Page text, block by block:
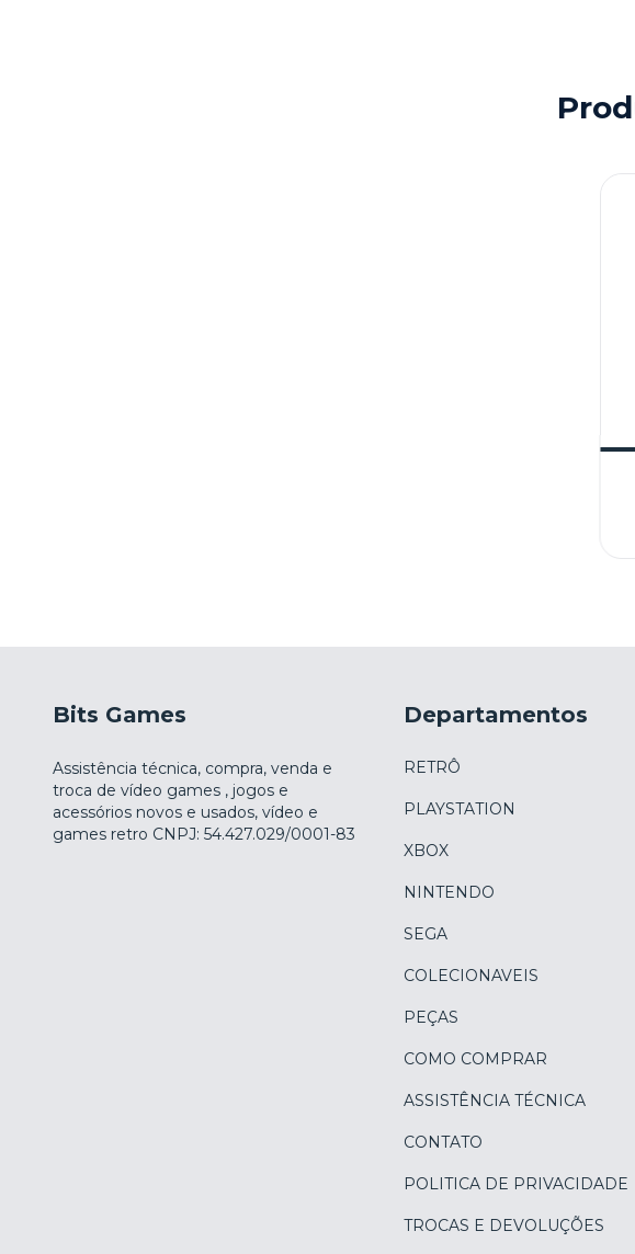
Bits Games
Assistência técnica, compra, venda e
troca de vídeo games , jogos e
acessórios novos e usados, vídeo e
games retro CNPJ: 54.427.029/0001-83
Departamentos
RETRÔ
PLAYSTATION
XBOX
NINTENDO
SEGA
COLECIONAVEIS
PEÇAS
COMO COMPRAR
ASSISTÊNCIA TÉCNICA
CONTATO
POLITICA DE PRIVACIDADE
TROCAS E DEVOLUÇÕES